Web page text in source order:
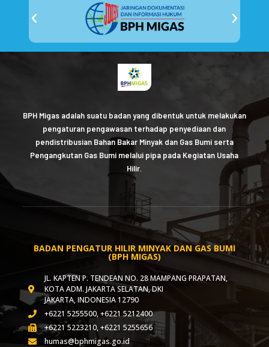
BPH Migas adalah suatu badan yang dibentuk untuk melakukan
pengaturan pengawasan terhadap penyediaan dan
pendistribusian Bahan Bakar Minyak dan Gas Bumi serta
Pengangkutan Gas Bumi melalui pipa pada Kegiatan Usaha
Hilir.
BADAN PENGATUR HILIR MINYAK DAN GAS BUMI
(BPH MIGAS)
JL. KAPTEN P. TENDEAN NO. 28 MAMPANG PRAPATAN,
KOTA ADM. JAKARTA SELATAN, DKI
JAKARTA, INDONESIA 12790
+6221 5255500, +6221 5212400
+6221 5223210, +6221 5255656
humas@bphmigas.go.id